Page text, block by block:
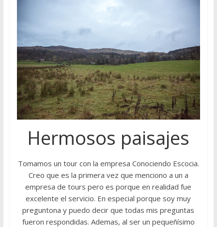
Hermosos paisajes
Tomamos un tour con la empresa Conociendo Escocia.
Creo que es la primera vez que menciono a un a
empresa de tours pero es porque en realidad fue
excelente el servicio. En especial porque soy muy
preguntona y puedo decir que todas mis preguntas
fueron respondidas. Ademas, al ser un pequeñísimo